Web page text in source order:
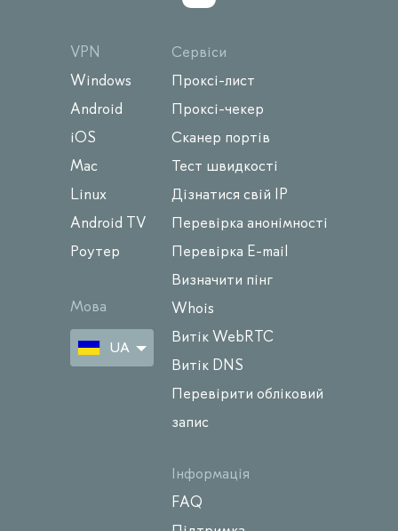
VPN
Windows
Android
iOS
Mac
Linux
Android TV
Роутер
Мова
UA
Сервіси
Проксі-лист
Проксі-чекер
Сканер портів
Тест швидкості
Дізнатися свій IP
Перевірка анонімності
Перевірка E-mail
Визначити пінг
Whois
Витік WebRTC
Витік DNS
Перевірити обліковий
запис
Інформація
FAQ